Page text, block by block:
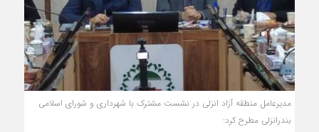
مدیرعامل منطقه آزاد انزلی در نشست مشترک با شهرداری و شورای اسلامی
بندرانزلی مطرح کرد: